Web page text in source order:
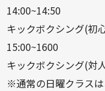
14:00~14:50
キックボクシング(初
15:00~1600
キックボクシング(対
※通常の日曜クラス